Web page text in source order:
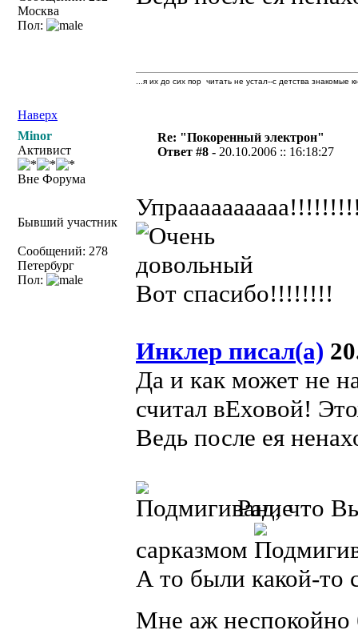
Москва
Пол:
Наверх
...я их до сих пор читать не устал--с детства знакомые
Minor
Активист
Вне Форума
Бывший участник
Сообщений: 278
Петербург
Пол:
Re: "Покоренный электрон"
Ответ #8 - 20.10.2006 :: 16:18:27
Вот спасибо!!!!!!!!
Инклер писал(а)
Да и как может не
считал вЕховой!
Ведь после ея
Рад, что
сарказмом
А то были какой-то
Мне аж